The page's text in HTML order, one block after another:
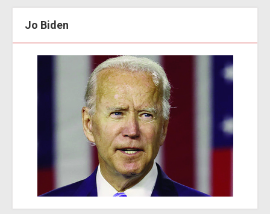
Jo Biden